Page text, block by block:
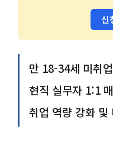
신
만 18-34세 미취
현직 실무자 1:1
취업 역량 강화 및